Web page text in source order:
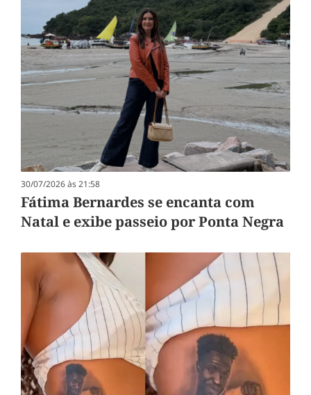
30/07/2026 às 21:58
Fátima Bernardes se encanta com
Natal e exibe passeio por Ponta Negra